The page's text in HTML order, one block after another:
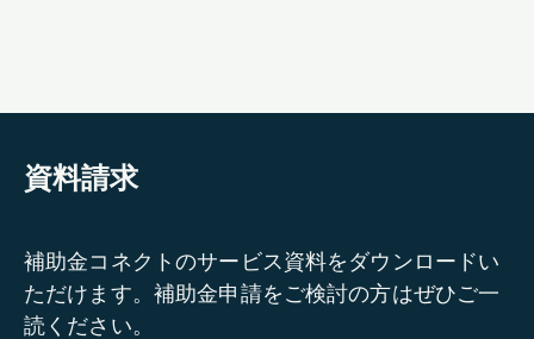
資料請求
補助金コネクトのサービス資料をダウンロードい
ただけます。補助金申請をご検討の方はぜひご一
読ください。